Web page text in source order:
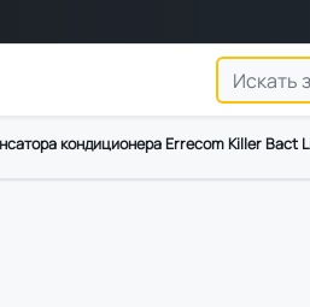
кондиционера Errecom Killer Bact